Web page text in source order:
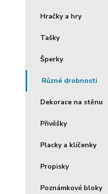
Hračky a hry
Tašky
Šperky
Různé drobnosti
Dekorace na stěnu
Přivěšky
Placky a klíčenky
Propisky
Poznámkové bloky